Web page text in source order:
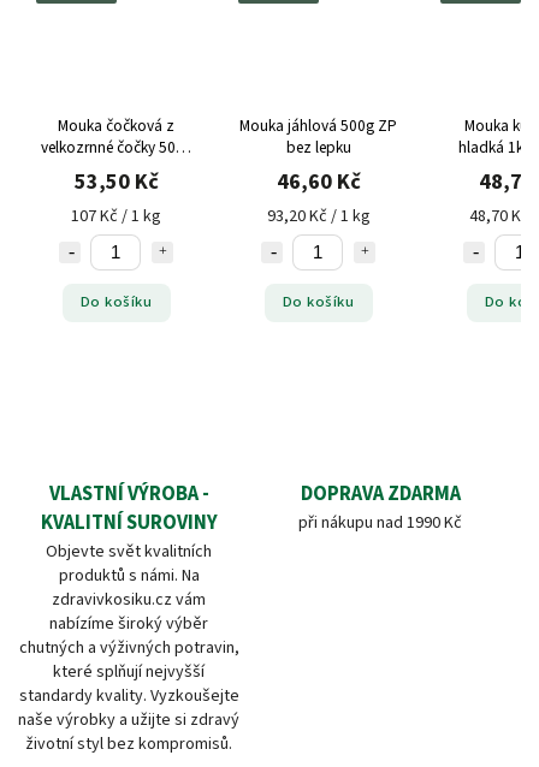
Mouka čočková z
velkozrnné čočky 500g
ZP bez lepku
53,50 Kč
107 Kč / 1 kg
Do košíku
Mouka jáhlová 500g ZP
bez lepku
46,60 Kč
93,20 Kč / 1 kg
Do košíku
Mouka
hladká 1kg
lepku
48,70
48,70 Kč
Do
VLASTNÍ VÝROBA -
KVALITNÍ SUROVINY
Objevte svět kvalitních
produktů s námi. Na
zdravivkosiku.cz vám
nabízíme široký výběr
chutných a výživných potravin,
které splňují nejvyšší
standardy kvality. Vyzkoušejte
naše výrobky a užijte si zdravý
životní styl bez kompromisů.
DOPRAVA ZDARMA
při nákupu nad 1990 Kč